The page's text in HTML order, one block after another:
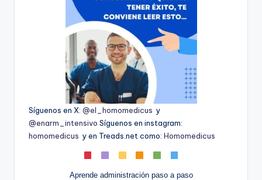
Síguenos en X: @el_homomedicus y
@enarm_intensivo Síguenos en instagram:
homomedicus y en Treads.net como: Homomedicus
Aprende administración paso a paso